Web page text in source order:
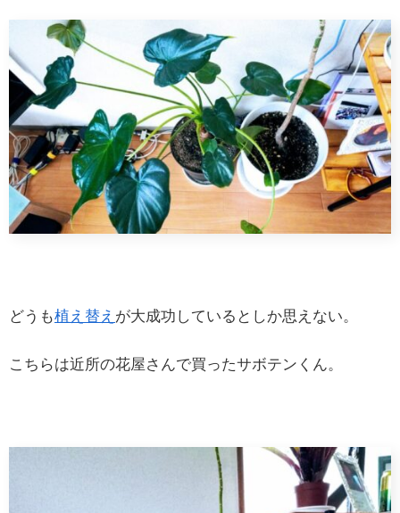
どうも植え替え が大成功しているとしか思えない。
こちらは近所の花屋さんで買ったサボテンくん。